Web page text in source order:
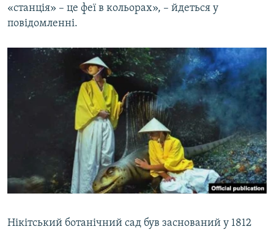
«станція» – це феї в кольорах», – йдеться у
повідомленні.
Нікітський ботанічний сад був заснований у 1812